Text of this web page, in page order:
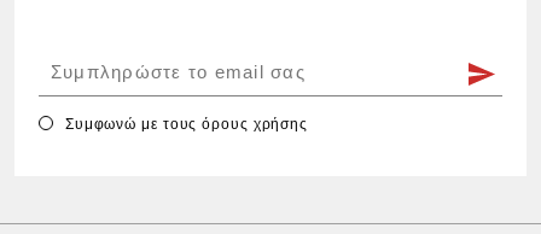
Συμφωνώ με τουςόρους χρήσης